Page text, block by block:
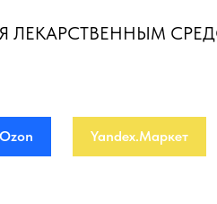
ЛЕКАРСТВЕННЫМ
Ozon Yandex.Маркет